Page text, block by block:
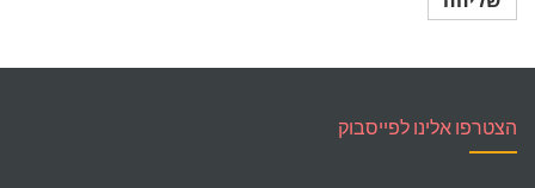
הצטרפו אלינו לפייסבוק